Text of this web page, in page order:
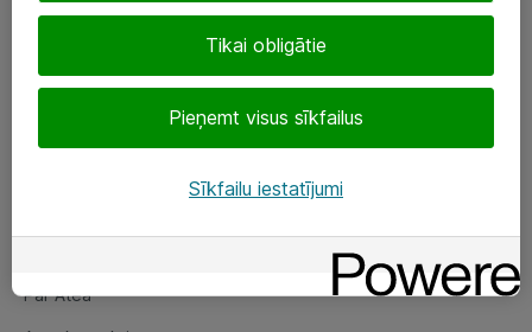
Sekojiet mums
Par Atea
Par Atea
Tikai obligātie
Pieņemt visus sīkfailus
Sīkfailu iestatījumi